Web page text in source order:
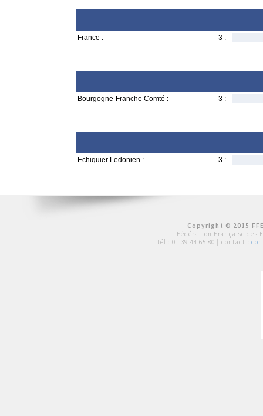
France : 3 :
Bourgogne-Franche Comté : 3 :
Echiquier Ledonien : 3 :
Copyright © 2015
Fédération Française des
tél : 01 39 44 65 80 | contact :